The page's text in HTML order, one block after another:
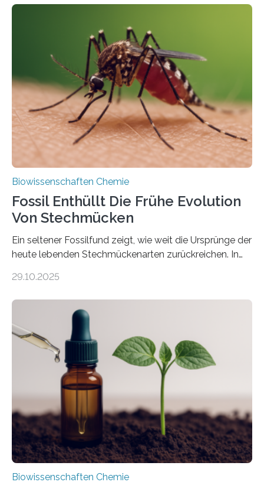
Grünalgen, die vor Hunderten von Millionen Jahren
lebten. Unter den Vorfahren sticht eine Gruppe heraus,
die noch heute in der Natur vorkommt: die
Süßwasseralge Coleochaetophyceae. Einige Arten
dieser Gruppe bilden aus Zellfäden dichte Geflechte
mit scheibenförmiger Gestalt. Was auffällig ist: Die
nächsten…
Biowissenschaften Chemie
Fossil Enthüllt Die Frühe Evolution
Von Stechmücken
Ein seltener Fossilfund zeigt, wie weit die Ursprünge der
heute lebenden Stechmückenarten zurückreichen. In
Forschende die bisher älteste bekannte Stechmücken-
Region Kachin in Myanmar und hat sich in
ausgezeichnetem Zustand erhalten. Es konnte als neue
Art einer neuen Gattung beschrieben werden und trägt
nun den Namen Cretosabethes primaevus. Dieser erste
fossile Nachweis einer Stechmückenlarve in Bernstein
stellt gleichzeitig den ersten Fossilfund einer
Mückenlarve aus dem Mesozoikum dar, denn…
29.10.2025
Biowissenschaften Chemie